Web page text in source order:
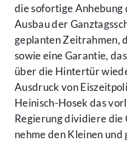
die sofortige Anhebung
Ausbau der
geplanten Zeitrahmen,
sowie eine Garantie,
über die Hintertür
Ausdruck von
Heinisch-Hosek das
Regierung dividiere die
nehme den Kleinen